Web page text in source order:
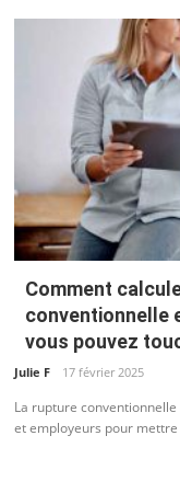
Comment
conventionnelle
vous pouvez
Julie F 17 février 2025
La rupture
et employeurs pour mettre